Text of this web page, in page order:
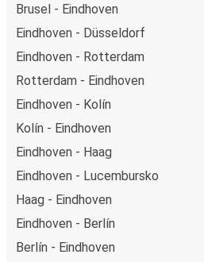
Brusel - Eindhoven
Eindhoven - Düsseldorf
Eindhoven - Rotterdam
Rotterdam - Eindhoven
Eindhoven - Kolín
Kolín - Eindhoven
Eindhoven - Haag
Eindhoven - Lucembursko
Haag - Eindhoven
Eindhoven - Berlín
Berlín - Eindhoven